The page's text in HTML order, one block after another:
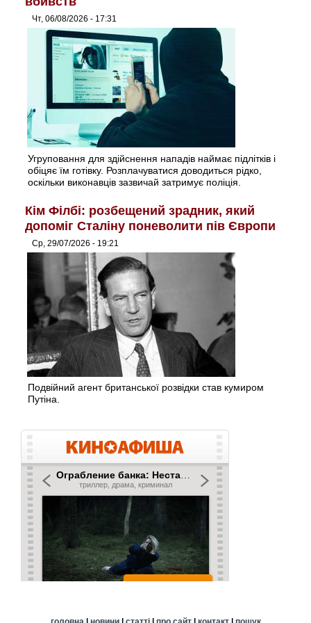
Чт, 06/08/2026 - 17:31
Угруповання для здійснення нападів наймає підлітків і
обіцяє їм готівку. Розплачуватися доводиться рідко,
оскільки виконавців зазвичай затримує поліція.
Кім Філбі: розбещений зрадник, який
допоміг Сталіну поневолити пів Європи
Ср, 29/07/2026 - 19:21
Подвійний агент британської розвідки став кумиром
Путіна.